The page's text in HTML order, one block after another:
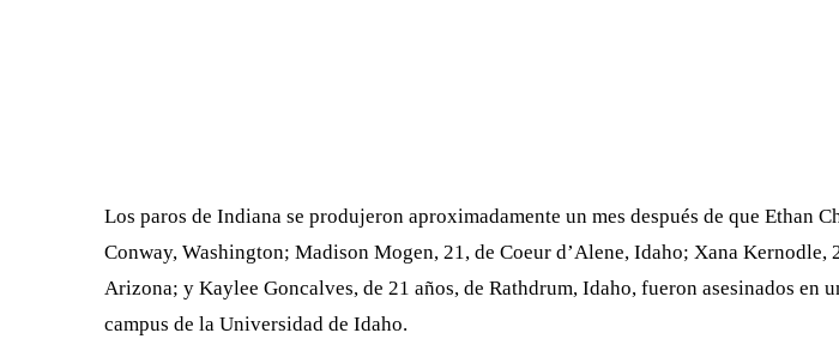
Los paros de Indiana se produjeron aproximadamente un mes después de que Ethan
Conway, Washington; Madison Mogen, 21, de Coeur d’Alene, Idaho; Xana Kernodle,
Arizona; y Kaylee Goncalves, de 21 años, de Rathdrum, Idaho, fueron asesinados en
campus de la Universidad de Idaho.